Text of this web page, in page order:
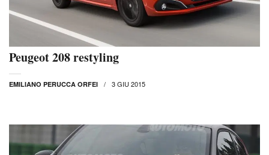
Peugeot 208 restyling
EMILIANO PERUCCA ORFEI 3 GIU 2015